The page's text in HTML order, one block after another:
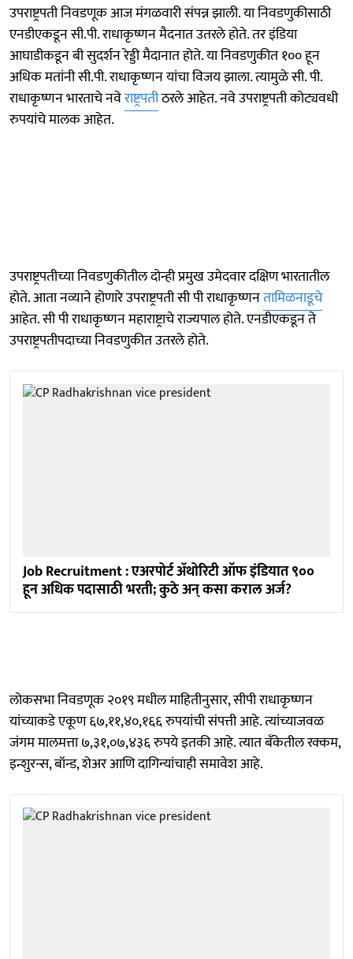
उपराष्ट्रपती निवडणूक आज मंगळवारी संपन्न झाली. या निवडणुकीसाठी
एनडीएकडून सी.पी. राधाकृष्णन मैदनात उतरले होते. तर इंडिया
आघाडीकडून बी सुदर्शन रेड्डी मैदानात होते. या निवडणुकीत १०० हून
अधिक मतांनी सी.पी. राधाकृष्णन यांचा विजय झाला. त्यामुळे सी. पी.
राधाकृष्णन भारताचे नवेराष्ट्रपतीठरले आहेत. नवे उपराष्ट्रपती कोट्यवधी
रुपयांचे मालक आहेत.
उपराष्ट्रपतीच्या निवडणुकीतील दोन्ही प्रमुख उमेदवार दक्षिण भारतातील
होते. आता नव्याने होणारे उपराष्ट्रपती सी पी राधाकृष्णनतामिळनाडूचे
आहेत. सी पी राधाकृष्णन महाराष्ट्राचे राज्यपाल होते. एनडीएकडून ते
उपराष्ट्रपतीपदाच्या निवडणुकीत उतरले होते.
Job Recruitment : एअरपोर्ट अ‍ॅथोरिटी ऑफ इंडियात ९००
हून अधिक पदासाठी भरती; कुठे अन् कसा कराल अर्ज?
लोकसभा निवडणूक २०१९ मधील माहितीनुसार, सीपी राधाकृष्णन
यांच्याकडे एकूण ६७,११,४०,१६६ रुपयांची संपत्ती आहे. त्यांच्याजवळ
जंगम मालमत्ता ७,३१,०७,४३६ रुपये इतकी आहे. त्यात बँकेतील रक्कम,
इन्शुरन्स, बॉन्ड, शेअर आणि दागिन्यांचाही समावेश आहे.